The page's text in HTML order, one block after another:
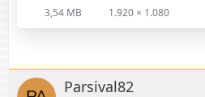
3,54 MB 1.920 × 1.080
Parsival82